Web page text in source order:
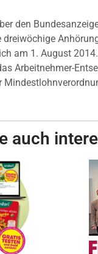
den
dreiwöchige
am 1. August
Arbeitnehmer-
auch